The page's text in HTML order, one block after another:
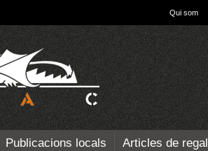
Qui som
Publicacions locals Articles de regal